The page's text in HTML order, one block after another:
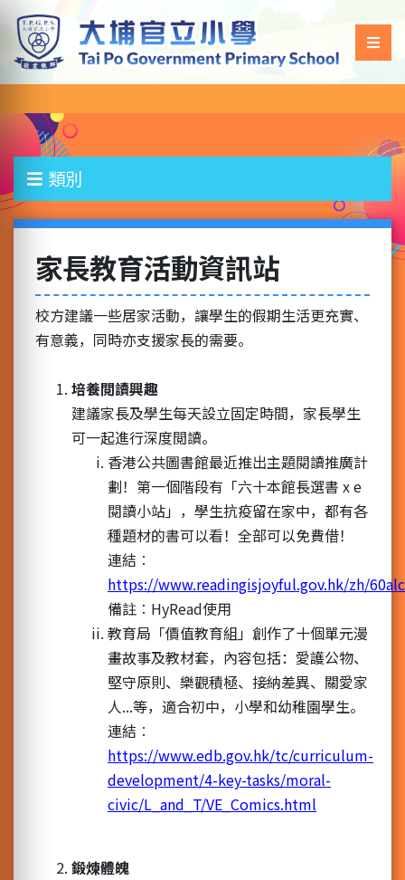
類別
家長教育活動資訊站
校方建議一些居家活動，讓學生的假期生活更充實、
有意義，同時亦支援家長的需要。
培養閲讀興趣
建議家長及學生每天設立固定時間，家長學生
可一起進行深度閲讀。
香港公共圖書館最近推出主題閱讀推廣計
劃！第一個階段有「六十本館長選書 x e
閱讀小站」，學生抗疫留在家中，都有各
種題材的書可以看！全部可以免費借！
連結︰
https://www.readingisjoyful.gov.hk/zh/60alc
備註︰HyRead使用
教育局「價值教育組」創作了十個單元漫
畫故事及教材套，內容包括：愛護公物、
堅守原則、樂觀積極、接納差異、關愛家
人...等，適合初中，小學和幼稚園學生。
連結︰
https://www.edb.gov.hk/tc/curriculum-
development/4-key-tasks/moral-
civic/L_and_T/VE_Comics.html
鍛煉體魄